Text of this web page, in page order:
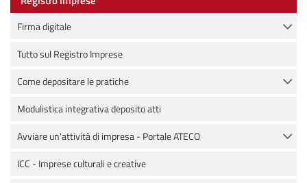
Firma digitale
Tutto sul Registro Imprese
Come depositare le pratiche
Modulistica integrativa deposito atti
Avviare un'attività di impresa - Portale ATECO
ICC - Imprese culturali e creative